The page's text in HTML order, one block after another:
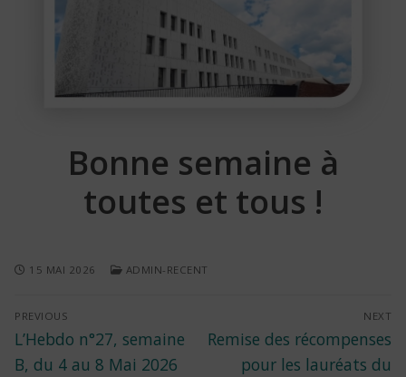
Bonne semaine à
toutes et tous !
15 MAI 2026 ADMIN-RECENT
Navigation
de
PREVIOUS
Previous
post:
L’Hebdo n°27, semaine
B, du 4 au 8 Mai 2026
NEXT
Next
Remise des récompenses
pour les lauréats du